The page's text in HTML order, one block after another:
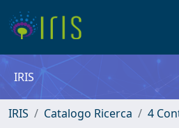
IRIS
IRIS Catalogo Ricerca 4